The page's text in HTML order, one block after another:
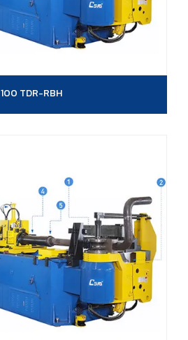
100 TDR-RBH